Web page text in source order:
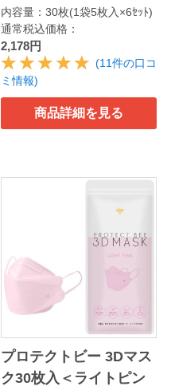
内容量：30枚(1袋5枚入×6ｾｯﾄ)
通常税込価格：
2,178円
(11件の口コ
ミ情報)
商品詳細を見る
プロテクトビー 3Dマス
ク30枚入＜ライトピン